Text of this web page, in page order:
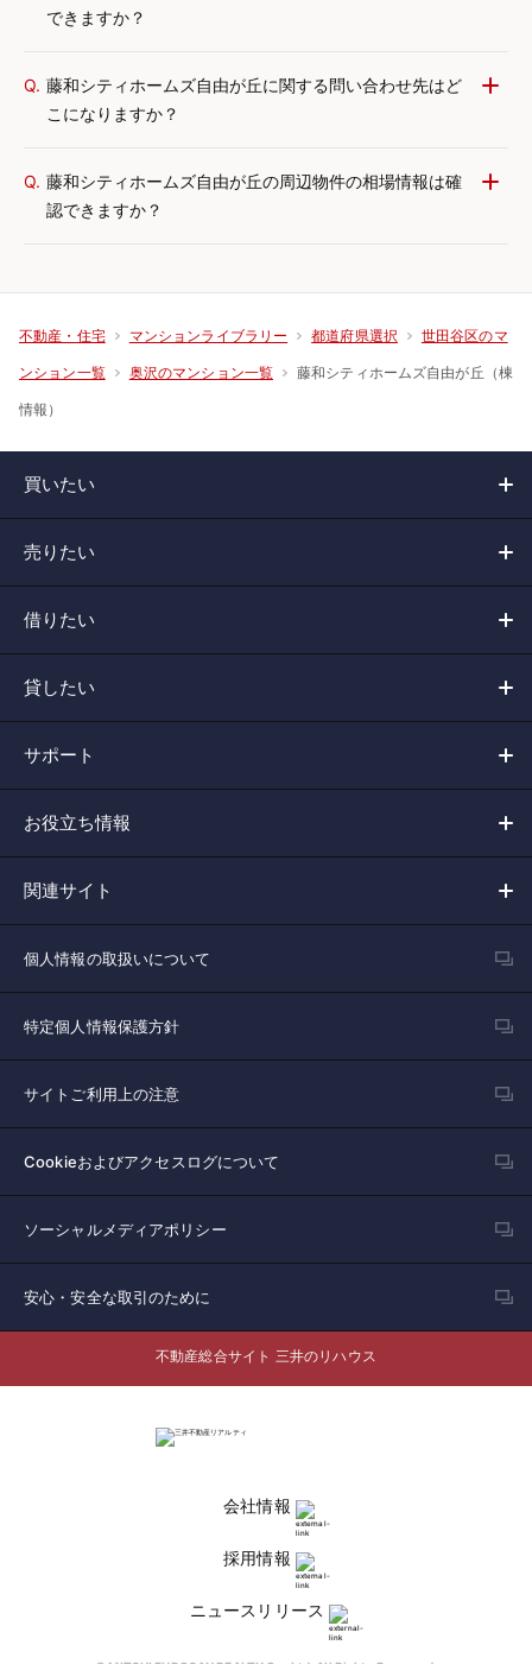
できますか？
Q. 藤和シティホームズ自由が丘に関する問い合わせ先はど
こになりますか？
Q. 藤和シティホームズ自由が丘の周辺物件の相場情報は確
認できますか？
不動産・住宅 マンションライブラリー 都道府県選択 世田谷区のマ
ンション一覧 奥沢のマンション一覧 藤和シティホームズ自由が丘（棟
情報）
買いたい
売りたい
借りたい
貸したい
サポート
お役立ち情報
関連サイト
個人情報の取扱いについて
特定個人情報保護方針
サイトご利用上の注意
Cookieおよびアクセスログについて
ソーシャルメディアポリシー
安心・安全な取引のために
不動産総合サイト 三井のリハウス
会社情報
採用情報
ニュースリリース